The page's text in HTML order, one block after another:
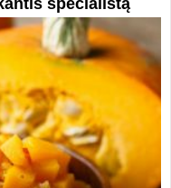
specialistą